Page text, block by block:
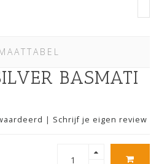
BASMATI
| Schrijf je eigen review